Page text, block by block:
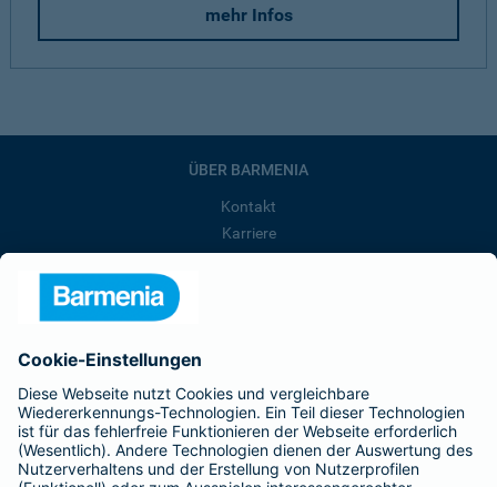
mehr Infos
ÜBER BARMENIA
Kontakt
Karriere
Barmenia ist Teil der BarmeniaGothaer
BELIEBTE SEITEN
Kranken-Zusatzversicherung
Tierversicherungen